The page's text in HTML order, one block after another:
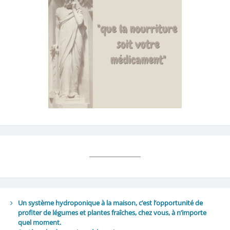
Un système hydroponique à la maison, c’est l’opportunité de
profiter de légumes et plantes fraîches, chez vous, à n’importe
quel moment.